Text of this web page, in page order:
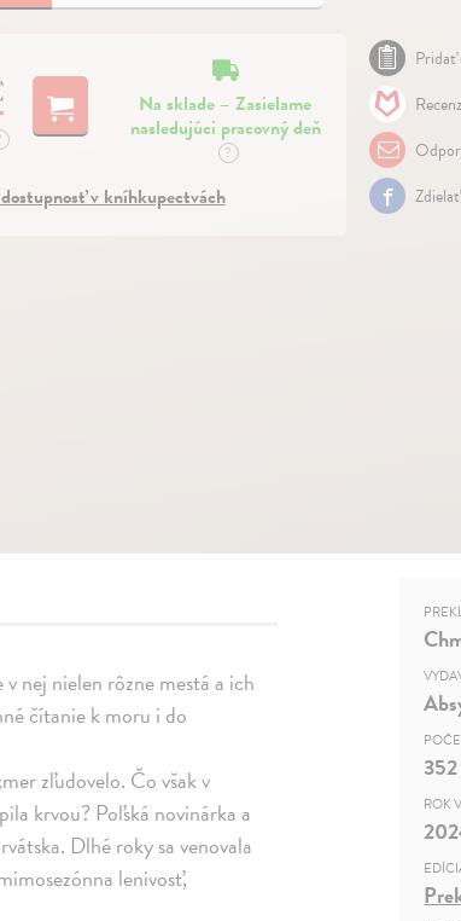
Na sklade – Zasielame
nasledujúci pracovný deň
?
v kníhkupectvách
Pridať
nej nielen rôzne mestá a ich
čítanie k moru i do
zľudovelo. Čo však v
krvou? Poľská novinárka a
Dlhé roky sa venovala
lenivosť,
352
ROK